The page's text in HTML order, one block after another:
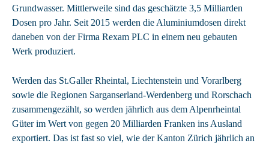
Grundwasser. Mittlerweile sind das geschätzte 3,5 Milliarden
Dosen pro Jahr. Seit 2015 werden die Aluminiumdosen direkt
daneben von der Firma Rexam PLC in einem neu gebauten
Werk produziert.
Werden das St.Galler Rheintal, Liechtenstein und Vorarlberg
sowie die Regionen Sarganserland-Werdenberg und Rorschach
zusammengezählt, so werden jährlich aus dem Alpenrheintal
Güter im Wert von gegen 20 Milliarden Franken ins Ausland
exportiert. Das ist fast so viel, wie der Kanton Zürich jährlich an